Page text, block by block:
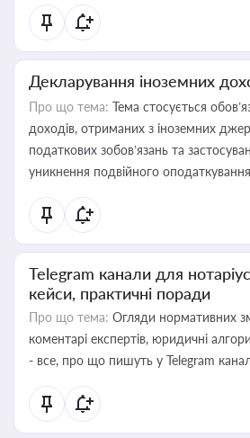
Декларування іноземних
Про що тема: Тема стосується
доходів, отриманих з іноземних
податкових зобов’язань та
уникнення подвійного оподаткування
Telegram канали для
кейси, практичні поради
Про що тема: Огляди нормативних
коментарі експертів, юридичні
- все, про що пишуть у Telegram